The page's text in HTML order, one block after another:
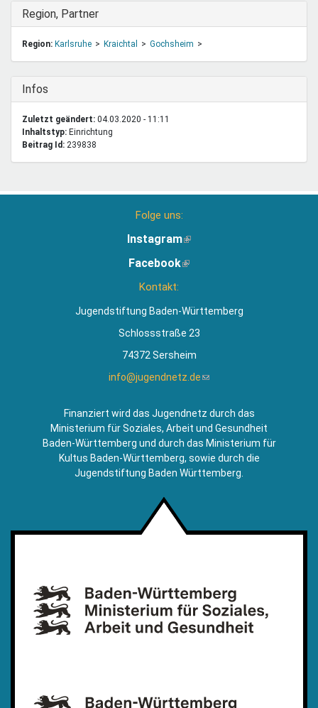
Ausblenden
Region, Partner
Region: Karlsruhe Kraichtal Gochsheim
Ausblenden
Infos
Zuletzt geändert: 04.03.2020 - 11:11
Inhaltstyp:
einrichtung
Beitrag Id: 239838
Folge uns:
Instagram(Link
extern)
Facebook(Link
Kontakt:
Jugendstiftung Baden-Württemberg
Schlossstraße 23
74372 Sersheim
info@jugendnetz.de(Link
Mail)
Finanziert wird das Jugendnetz durch das
Ministerium für Soziales, Arbeit und Gesundheit
Baden-Württemberg und durch das Ministerium für
Kultus Baden-Württemberg, sowie durch die
Jugendstiftung Baden Württemberg.